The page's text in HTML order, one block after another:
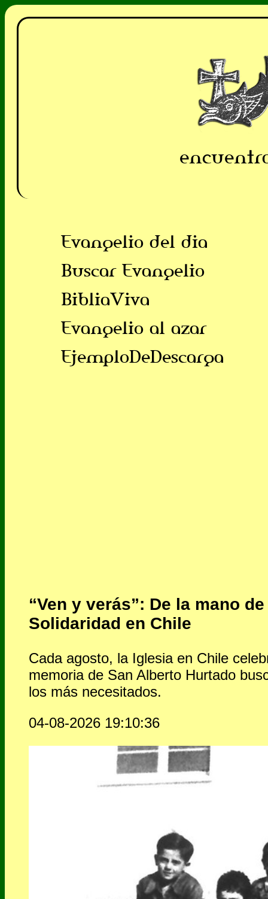
Evangelio del dia
Buscar Evangelio
BibliaViva
Evangelio al azar
EjemploDeDescarga
“Ven y verás”: De la mano
Solidaridad en Chile
Cada agosto, la Iglesia en Chile
memoria de San Alberto Hurtado
los más necesitados.
04-08-2026 19:10:36